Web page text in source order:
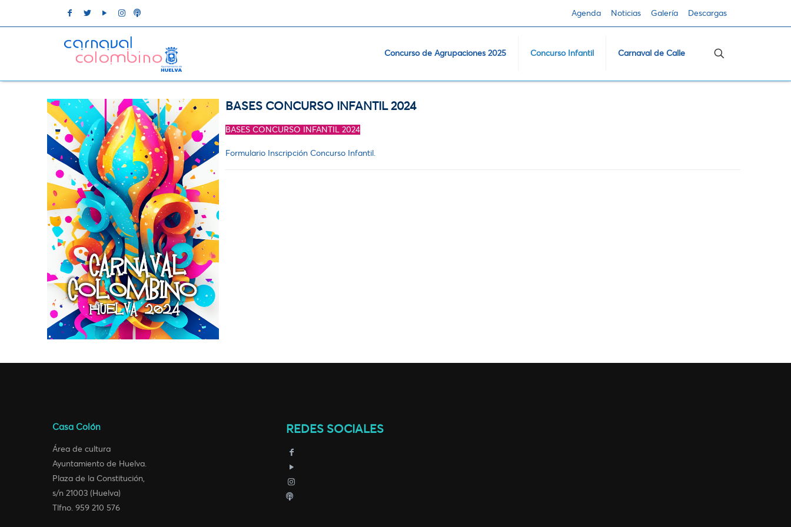
Agenda Noticias Galería Descargas
Concurso de Agrupaciones 2025 Concurso Infantil Carnaval de Calle
BASES CONCURSO INFANTIL 2024
BASES CONCURSO INFANTIL 2024
Formulario Inscripción Concurso Infantil.
Casa Colón
Área de cultura
Ayuntamiento de Huelva.
Plaza de la Constitución,
s/n 21003 (Huelva)
Tlfno. 959 210 576
REDES SOCIALES